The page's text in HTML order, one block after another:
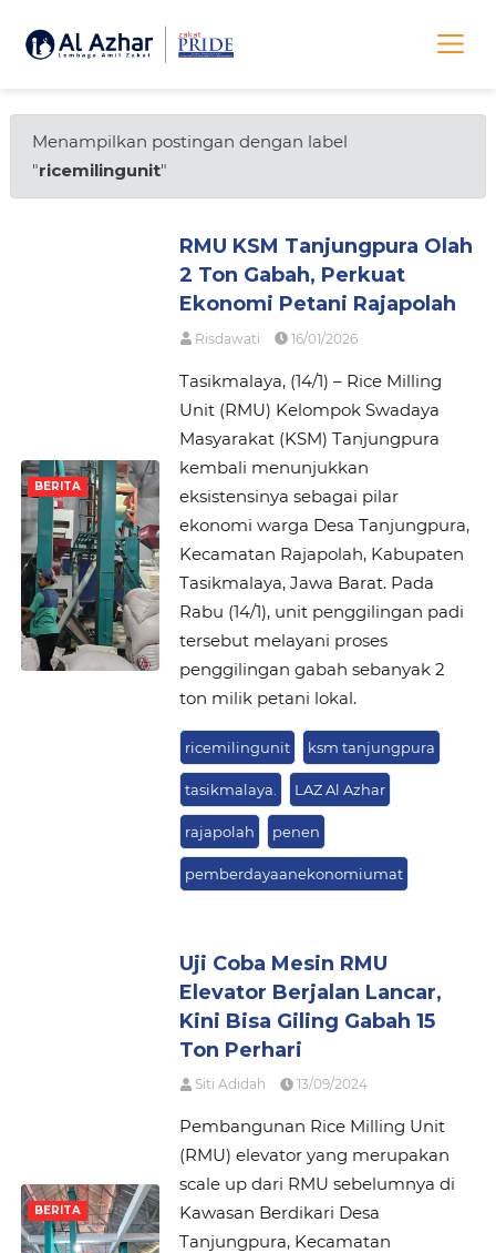
Menampilkan postingan dengan label
"ricemilingunit"
BERITA
RMU KSM Tanjungpura Olah
2 Ton Gabah, Perkuat
Ekonomi Petani Rajapolah
Risdawati 16/01/2026
Tasikmalaya, (14/1) – Rice Milling
Unit (RMU) Kelompok Swadaya
Masyarakat (KSM) Tanjungpura
kembali menunjukkan
eksistensinya sebagai pilar
ekonomi warga Desa Tanjungpura,
Kecamatan Rajapolah, Kabupaten
Tasikmalaya, Jawa Barat. Pada
Rabu (14/1), unit penggilingan padi
tersebut melayani proses
penggilingan gabah sebanyak 2
ton milik petani lokal.
ricemilingunit ksm tanjungpura
tasikmalaya. LAZ Al Azhar
rajapolah penen
pemberdayaanekonomiumat
BERITA
Uji Coba Mesin RMU
Elevator Berjalan Lancar,
Kini Bisa Giling Gabah 15
Ton Perhari
Siti Adidah 13/09/2024
Pembangunan Rice Milling Unit
(RMU) elevator yang merupakan
scale up dari RMU sebelumnya di
Kawasan Berdikari Desa
Tanjungpura, Kecamatan